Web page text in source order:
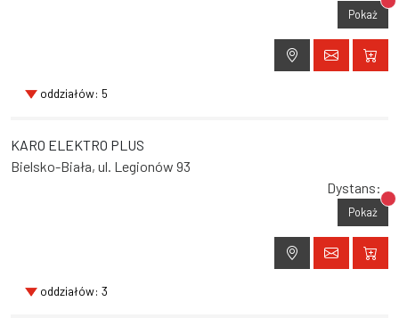
Pokaż
oddziałów: 5
KARO ELEKTRO PLUS
Bielsko-Biała, ul. Legionów 93
Dystans:
Pokaż
oddziałów: 3